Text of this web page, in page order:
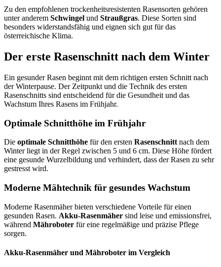
Zu den empfohlenen trockenheitsresistenten Rasensorten gehören
unter anderem Schwingel und Straußgras. Diese Sorten sind
besonders widerstandsfähig und eignen sich gut für das
österreichische Klima.
Der erste Rasenschnitt nach dem Winter
Ein gesunder Rasen beginnt mit dem richtigen ersten Schnitt nach
der Winterpause. Der Zeitpunkt und die Technik des ersten
Rasenschnitts sind entscheidend für die Gesundheit und das
Wachstum Ihres Rasens im Frühjahr.
Optimale Schnitthöhe im Frühjahr
Die optimale Schnitthöhe für den ersten Rasenschnittnach dem
Winter liegt in der Regel zwischen 5 und 6 cm. Diese Höhe fördert
eine gesunde Wurzelbildung und verhindert, dass der Rasen zu sehr
gestresst wird.
Moderne Mähtechnik für gesundes Wachstum
Moderne Rasenmäher bieten verschiedene Vorteile für einen
gesunden Rasen. Akku-Rasenmäher sind leise und emissionsfrei,
während Mähroboter für eine regelmäßige und präzise Pflege
sorgen.
Akku-Rasenmäher und Mähroboter im Vergleich